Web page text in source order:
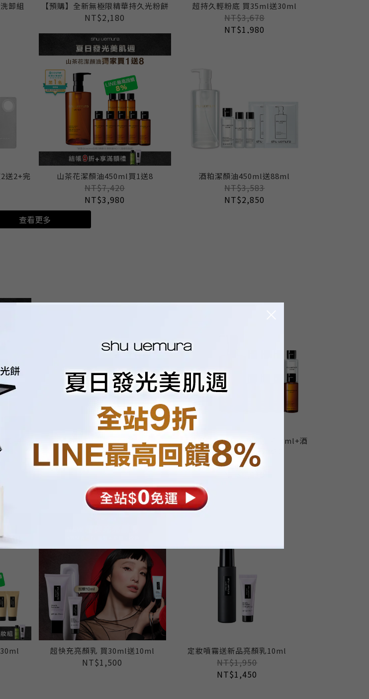
卸組 【預購】全新無極限精華持久光粉餅
NT$2,180
超持久輕粉底 買35ml送30ml
NT$3,678
NT$1,980
送2+完
山茶花潔顏油450ml買1送8
NT$7,420
NT$3,980
酒粕潔顏油450ml送88ml
NT$3,583
NT$2,850
查看更多
卸組 酒粕潔顏油450ml送88ml
NT$3,583
NT$2,850
【養膚雙星組】 山茶花油450ml+酒
粕白油 450ml 買2送8
NT$10,830
超快充亮顏乳 買30ml送10ml
NT$1,500
定妝噴霧送新品亮顏乳10ml
NT$1,950
NT$1,450